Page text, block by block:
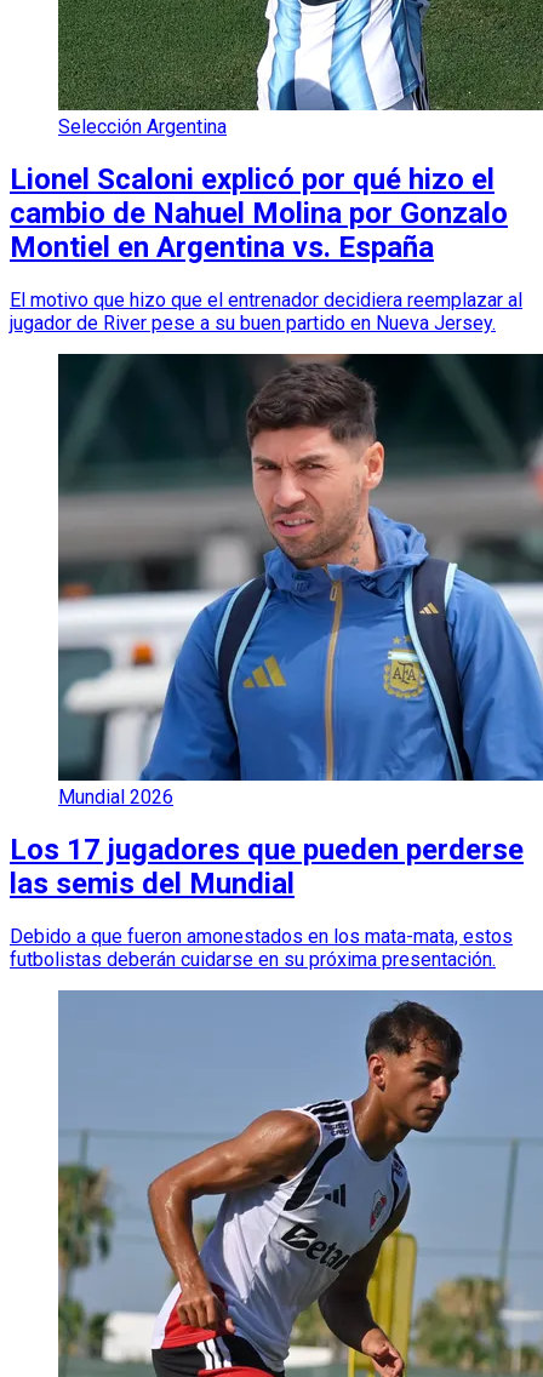
Selección Argentina
Lionel Scaloni explicó por qué hizo el
cambio de Nahuel Molina por Gonzalo
Montiel en Argentina vs. España
El motivo que hizo que el entrenador decidiera reemplazar al
jugador de River pese a su buen partido en Nueva Jersey.
Mundial 2026
Los 17 jugadores que pueden perderse
las semis del Mundial
Debido a que fueron amonestados en los mata-mata, estos
futbolistas deberán cuidarse en su próxima presentación.